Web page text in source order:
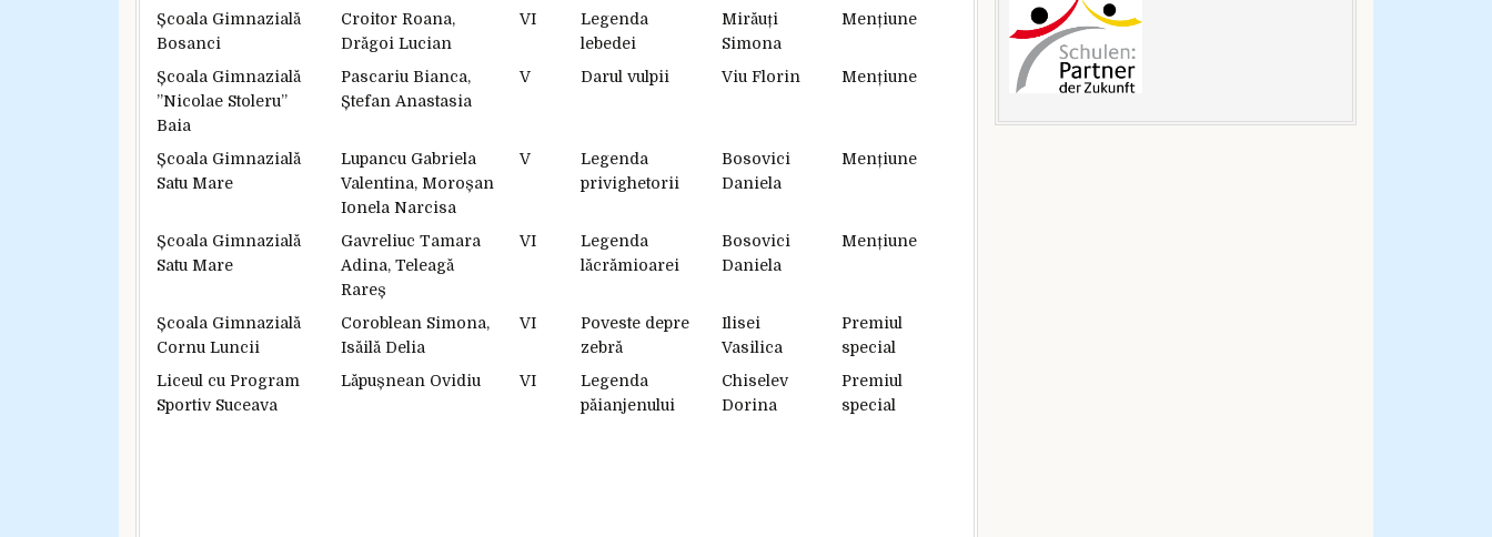
Școala Gimnazială
Bosanci
Croitor Roana,
Drăgoi Lucian
VI
Legenda
lebedei
Mirăuți
Simona
Mențiune
Școala Gimnazială
”Nicolae Stoleru”
Baia
Pascariu Bianca,
Ștefan Anastasia
V Darul vulpii Viu Florin Mențiune
Școala Gimnazială
Satu Mare
Lupancu Gabriela
Valentina, Moroșan
Ionela Narcisa
V
Legenda
privighetorii
Bosovici
Daniela
Mențiune
Școala Gimnazială
Satu Mare
Gavreliuc Tamara
Adina, Teleagă
Rareș
VI
Legenda
lăcrămioarei
Bosovici
Daniela
Mențiune
Școala Gimnazială
Cornu Luncii
Coroblean Simona,
Isăilă Delia
VI
Poveste depre
zebră
Ilisei
Vasilica
Premiul
special
Liceul cu Program
Sportiv Suceava
Lăpușnean Ovidiu VI
Legenda
păianjenului
Chiselev
Dorina
Premiul
special